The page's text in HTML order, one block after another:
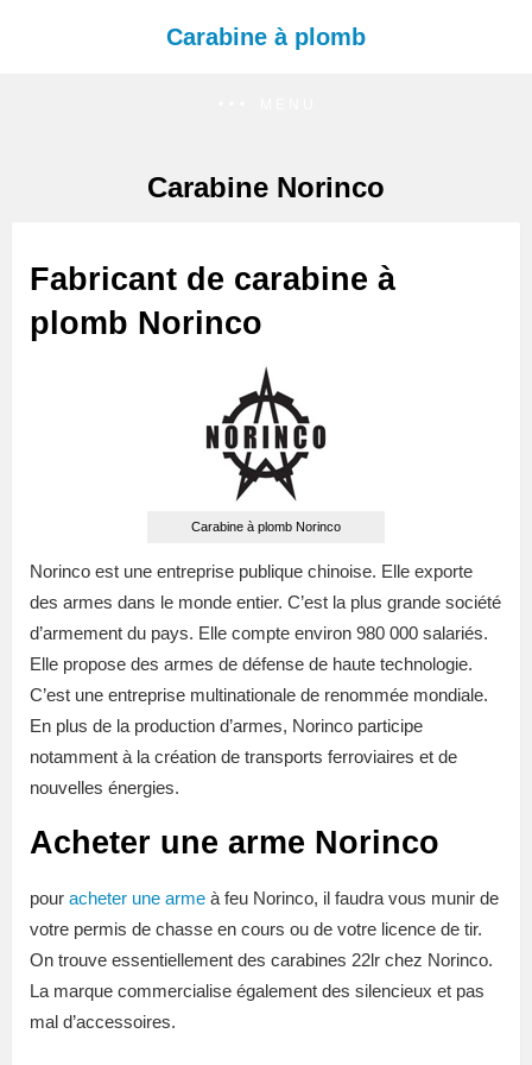
Carabine à plomb
Carabine Norinco
Fabricant de carabine à
plomb Norinco
Carabine à plomb Norinco
Norinco est une entreprise publique chinoise. Elle exporte
des armes dans le monde entier. C’est la plus grande société
d’armement du pays. Elle compte environ 980 000 salariés.
Elle propose des armes de défense de haute technologie.
C’est une entreprise multinationale de renommée mondiale.
En plus de la production d’armes, Norinco participe
notamment à la création de transports ferroviaires et de
nouvelles énergies.
Acheter une arme Norinco
pour acheter une arme à feu Norinco, il faudra vous munir de
votre permis de chasse en cours ou de votre licence de tir.
On trouve essentiellement des carabines 22lr chez Norinco.
La marque commercialise également des silencieux et pas
mal d’accessoires.